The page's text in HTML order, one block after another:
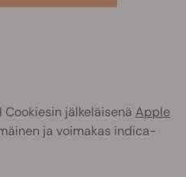
jälkeläisenä Apple
ja voimakas indica-